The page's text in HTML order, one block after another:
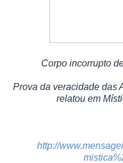
Corpo incorrupto
Prova da veracidade das
relatou em
http://